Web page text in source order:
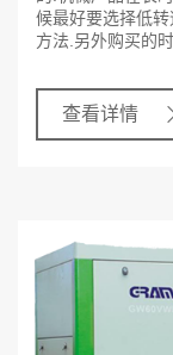
候最好要选择低
方法.另外购买的
查看详情